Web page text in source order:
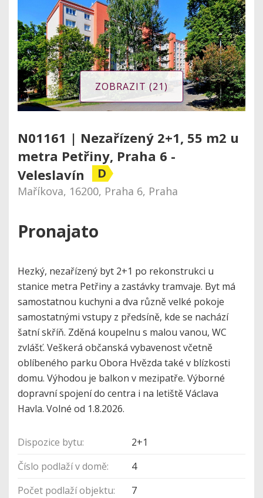
ZOBRAZIT (21)
N01161 | Nezařízený 2+1, 55 m2 u
metra Petřiny, Praha 6 -
Veleslavín
D
Maříkova, 16200, Praha 6, Praha
Pronajato
Hezký, nezařízený byt 2+1 po rekonstrukci u
stanice metra Petřiny a zastávky tramvaje. Byt má
samostatnou kuchyni a dva různě velké pokoje
samostatnými vstupy z předsíně, kde se nachází
šatní skříň. Zděná koupelnu s malou vanou, WC
zvlášť. Veškerá občanská vybavenost včetně
oblíbeného parku Obora Hvězda také v blízkosti
domu. Výhodou je balkon v mezipatře. Výborné
dopravní spojení do centra i na letiště Václava
Havla. Volné od 1.8.2026.
Dispozice bytu:
2+1
Číslo podlaží v domě:
4
Počet podlaží objektu:
7